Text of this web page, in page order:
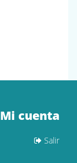
cuenta
Salir